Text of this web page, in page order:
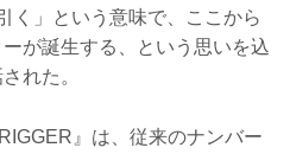
く」という意味で、ここから
が誕生する、という思いを込
れた。
』は、従来のナンバー